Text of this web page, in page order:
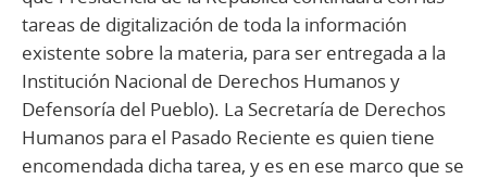
tareas de digitalización de toda la información
existente sobre la materia, para ser entregada a la
Institución Nacional de Derechos Humanos y
Defensoría del Pueblo). La Secretaría de Derechos
Humanos para el Pasado Reciente es quien tiene
encomendada dicha tarea, y es en ese marco que se